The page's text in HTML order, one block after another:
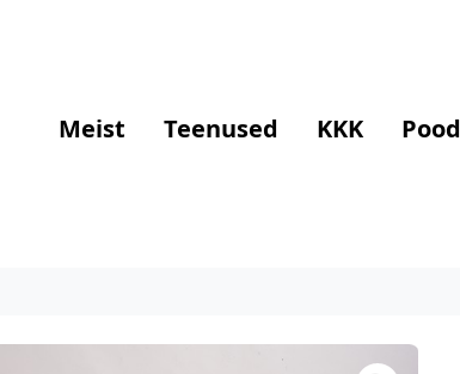
Meist Teenused KKK Pood